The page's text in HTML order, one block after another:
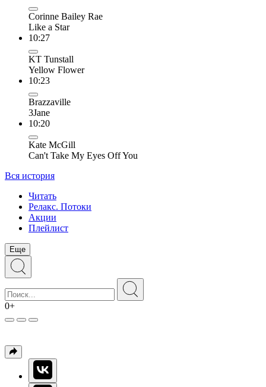
Corinne Bailey Rae
Like a Star
10:27
KT Tunstall
Yellow Flower
10:23
Brazzaville
3Jane
10:20
Kate McGill
Can't Take My Eyes Off You
Вся история
Читать
Релакс. Потоки
Акции
Плейлист
Еще
0+